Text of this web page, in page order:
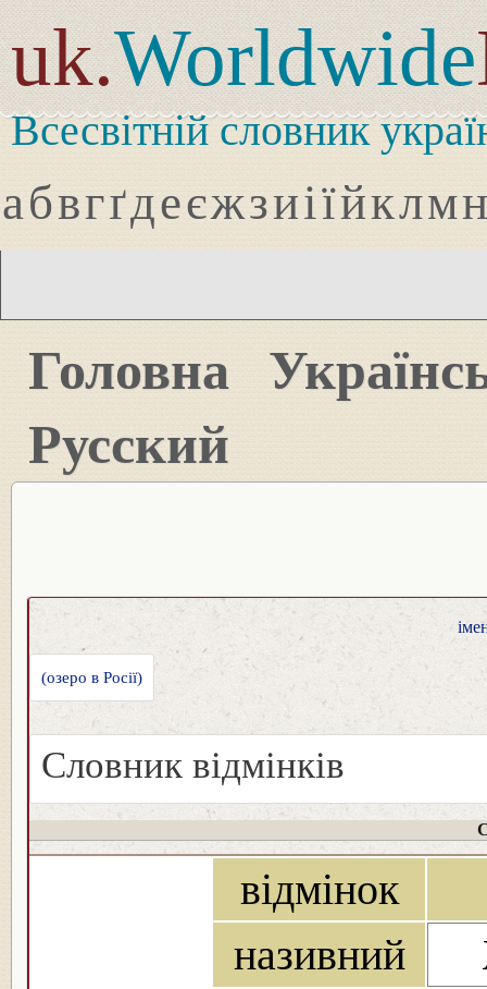
uk.Worldwide
Всесвітній словник
абвгґдеєжзиіїйклмн
Головна
Русский
(озеро в Росії)
Словник відмінків
відмінок
називний